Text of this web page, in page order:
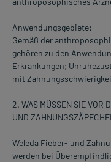
Anwendungsgebiete:
Gemäß der
gehören zu den
Erkrankungen;
mit
2. WAS MÜSSEN SIE VOR
UND
Weleda Fieber- und
werden bei